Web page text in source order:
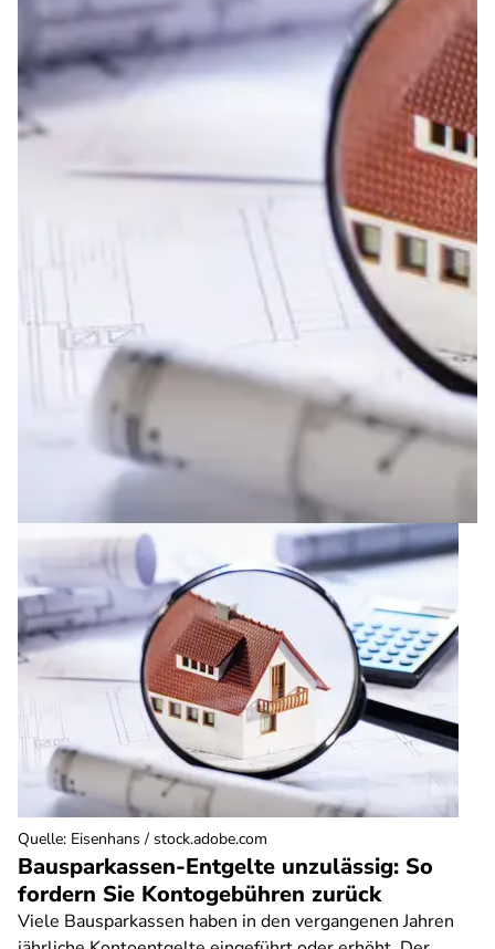
Bausparkassen-Entgelte unzulässig: So
fordern Sie Kontogebühren zurück
Viele Bausparkassen haben in den vergangenen Jahren
Quelle: Eisenhans / stock.adobe.com